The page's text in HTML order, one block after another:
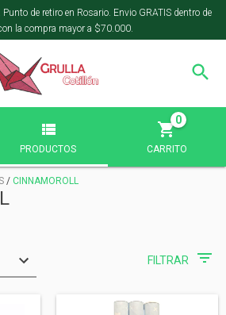
Punto de retiro en Rosario. Envio GRATIS dentro de
la compra mayor a $70.000.
PRODUCTOS CARRITO
0
/ CINNAMOROLL
FILTRAR